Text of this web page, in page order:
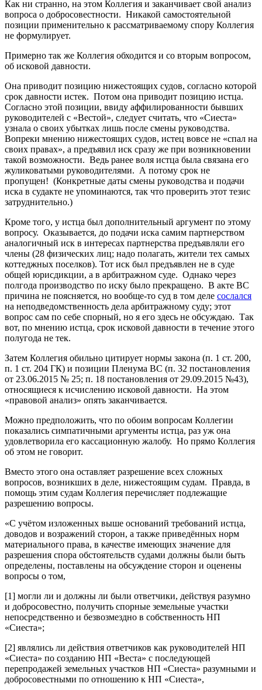
Как ни странно, на этом Коллегия и заканчивает свой анализ
вопроса о добросовестности. Никакой самостоятельной
позиции применительно к рассматриваемому спору Коллегия
не формулирует.
Примерно так же Коллегия обходится и со вторым вопросом,
об исковой давности.
Она приводит позицию нижестоящих судов, согласно которой
срок давности истек. Потом она приводит позицию истца.
Согласно этой позиции, ввиду аффилированности бывших
руководителей с «Вестой», следует считать, что «Сиеста»
узнала о своих убытках лишь после смены руководства.
Вопреки мнению нижестоящих судов, истец вовсе не «спал на
своих правах», а предъявил иск сразу же при возникновении
такой возможности. Ведь ранее воля истца была связана его
жуликоватыми руководителями. А потому срок не
пропущен! (Конкретные даты смены руководства и подачи
иска в судакте не упоминаются, так что проверить этот тезис
затруднительно.)
Кроме того, у истца был дополнительный аргумент по этому
вопросу. Оказывается, до подачи иска самим партнерством
аналогичный иск в интересах партнерства предъявляли его
члены (28 физических лиц; надо полагать, жители тех самых
коттеджных поселков). Тот иск был предъявлен не в суде
общей юрисдикции, а в арбитражном суде. Однако через
полгода производство по иску было прекращено. В акте ВС
причина не поясняется, но вообще-то суд в том деле сослался
на неподведомственность дела арбитражному суду; этот
вопрос сам по себе спорный, но я его здесь не обсуждаю. Так
вот, по мнению истца, срок исковой давности в течение этого
полугода не тек.
Затем Коллегия обильно цитирует нормы закона (п. 1 ст. 200,
п. 1 ст. 204 ГК) и позиции Пленума ВС (п. 32 постановления
от 23.06.2015 № 25; п. 18 постановления от 29.09.2015 №43),
относящиеся к исчислению исковой давности. На этом
«правовой анализ» опять заканчивается.
Можно предположить, что по обоим вопросам Коллегии
показались симпатичными аргументы истца, раз уж она
удовлетворила его кассационную жалобу. Но прямо Коллегия
об этом не говорит.
Вместо этого она оставляет разрешение всех сложных
вопросов, возникших в деле, нижестоящим судам. Правда, в
помощь этим судам Коллегия перечисляет подлежащие
разрешению вопросы.
«С учётом изложенных выше оснований требований истца,
доводов и возражений сторон, а также приведённых норм
материального права, в качестве имеющих значение для
разрешения спора обстоятельств судами должны были быть
определены, поставлены на обсуждение сторон и оценены
вопросы о том,
[1] могли ли и должны ли были ответчики, действуя разумно
и добросовестно, получить спорные земельные участки
непосредственно и безвозмездно в собственность НП
«Сиеста»;
[2] являлись ли действия ответчиков как руководителей НП
«Сиеста» по созданию НП «Веста» с последующей
перепродажей земельных участков НП «Сиеста» разумными и
добросовестными по отношению к НП «Сиеста»,